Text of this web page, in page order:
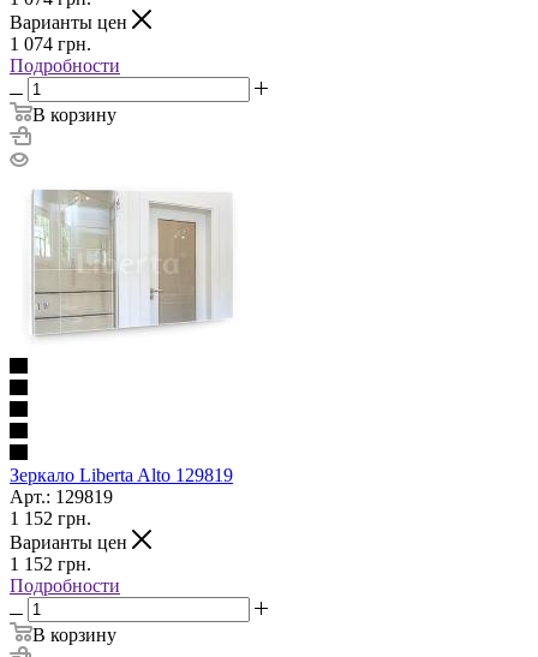
Варианты цен
1 074 грн.
Подробности
В корзину
Зеркало Liberta Alto 129819
Арт.: 129819
1 152 грн.
Варианты цен
1 152 грн.
Подробности
В корзину